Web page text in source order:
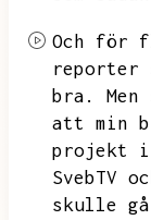
Och för
reporter
bra.
att min
projekt i
SvebTV
skulle gå